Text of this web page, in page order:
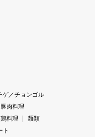
ゲ／チョンゴル
豚肉料理
鶏料理
麺類
ト